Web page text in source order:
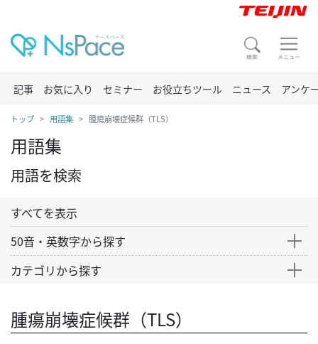
記事 お気に入り セミナー お役立ちツール ニュース アンケ
トップ 用語集 腫瘍崩壊症候群（TLS）
用語集
用語を検索
すべてを表示
50音・英数字から探す
カテゴリから探す
腫瘍崩壊症候群（TLS）